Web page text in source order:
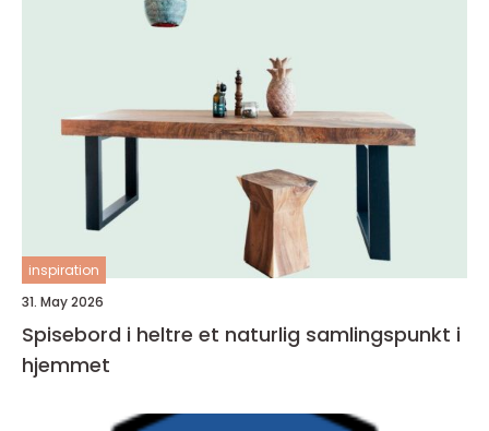
inspiration
31. May 2026
Spisebord i heltre et naturlig samlingspunkt i
hjemmet